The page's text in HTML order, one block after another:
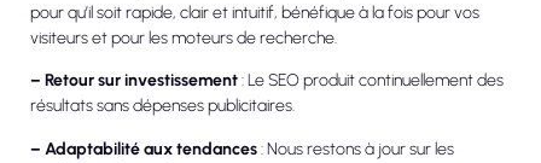
pour qu’il soit rapide, clair et intuitif, bénéfique à la fois pour vos
visiteurs et pour les moteurs de recherche.
– Retour sur investissement: Le SEO produit continuellement des
résultats sans dépenses publicitaires.
– Adaptabilité aux tendances: Nous restons à jour sur les